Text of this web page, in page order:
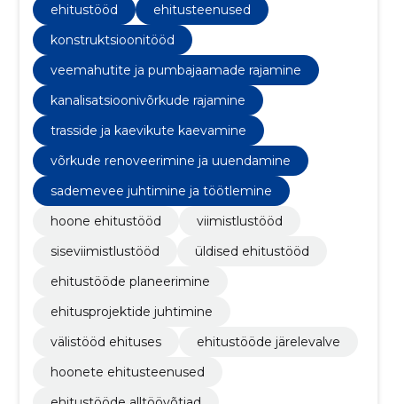
ehitustööd
ehitusteenused
konstruktsioonitööd
veemahutite ja pumbajaamade rajamine
kanalisatsioonivõrkude rajamine
trasside ja kaevikute kaevamine
võrkude renoveerimine ja uuendamine
sademevee juhtimine ja töötlemine
hoone ehitustööd
viimistlustööd
siseviimistlustööd
üldised ehitustööd
ehitustööde planeerimine
ehitusprojektide juhtimine
välistööd ehituses
ehitustööde järelevalve
hoonete ehitusteenused